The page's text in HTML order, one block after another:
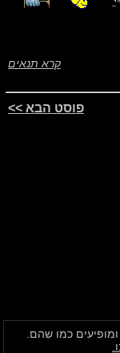
קרא תנאים
פוסט הבא >>
ומופיעים כמו שהם.